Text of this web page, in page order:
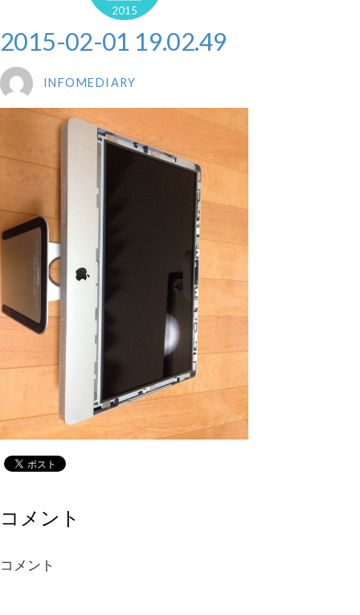
2015
2015-02-01 19.02.49
INFOMEDIARY
コメント
コメント